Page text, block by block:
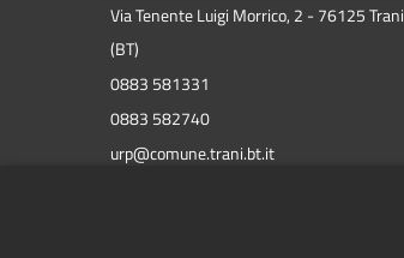
Via Tenente Luigi Morrico, 2 - 76125 Trani
(BT)
0883 581331
0883 582740
urp@comune.trani.bt.it